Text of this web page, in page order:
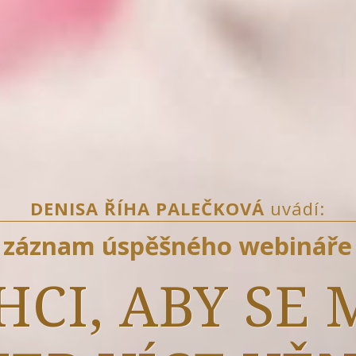
DENISA ŘÍHA PALEČKOVÁ uvádí:
záznam úspěšného webináře
ABY SE